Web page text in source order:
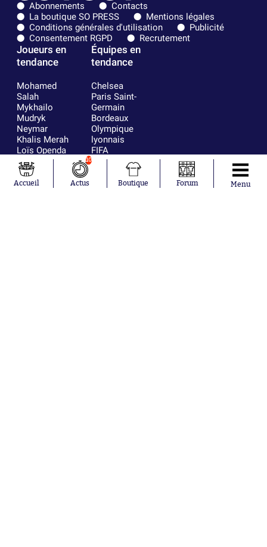
Abonnements
Contacts
La boutique SO PRESS
Mentions légales
Conditions générales d'utilisation
Publicité
Consentement RGPD
Recrutement
Joueurs en
tendance
Mohamed
Salah
Mykhailo
Mudryk
Neymar
Khalis Merah
Loïs Openda
Moussa
Niakhaté
Nicolás
Équipes en
tendance
Chelsea
Paris Saint-
Germain
Bordeaux
Olympique
lyonnais
FIFA
Real Madrid
RC Strasbourg
AC Milan
Accueil
10
Actus Boutique Forum Menu